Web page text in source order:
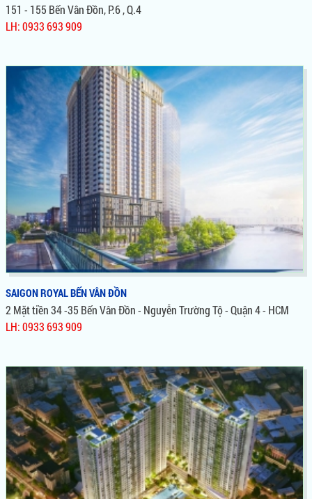
151 - 155 Bến Vân Đồn, P.6 , Q.4
LH: 0933 693 909
RIVER GATE BẾN VÂN ĐỒN
Căn Hộ River Gate 151-155 Bến Vân Đồn Quận 4. Vị Trí Siêu
Đắc Địa Cách Quận 1 chỉ 300m Đi Bộ, Giá Siêu Tốt, Cực Thích
Hợp Đầu Tư Và An Sinh Với Đầy Đủ Tiện Ích Hạng Sang Không
phải Dự Án Nào Cũng Có.
SAIGON ROYAL BẾN VÂN ĐỒN
2 Mặt tiền 34 -35 Bến Vân Đồn - Nguyễn Trường Tộ - Quận 4 - HCM
LH: 0933 693 909
SAIGON ROYAL BẾN VÂN ĐỒN
Nằm Trên Mặt Tiền Bến Vân Đồn Tuyến Đường Huyết Mạch Và
Khang Trang Chạy Dọc Theo Sông Sài Gòn. Saigon Royal Còn
Nằm Trong Lõi Quy Hoạch 930 ha Thuộc Quận 1, Là Dự Án
Hiếm Hoi Thuộc Quỹ Đất "Quý" Giữa Trung Tâm Thành Phố.